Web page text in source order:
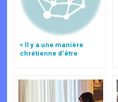
« Il y a une manière
chrétienne d’être